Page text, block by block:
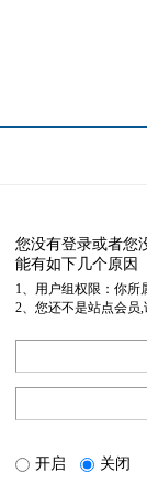
您没有登录或者您
能有如下几个原因
1、用户组权限：你所
2、您还不是站点会员
开启 关闭